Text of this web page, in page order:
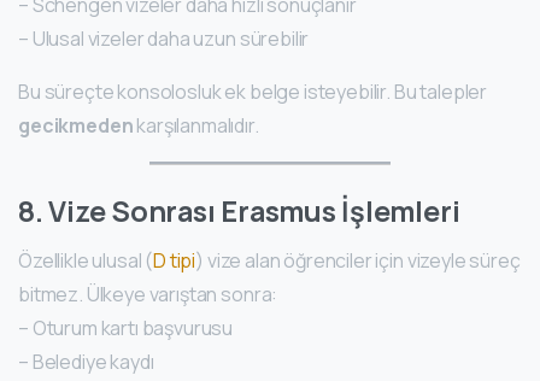
– Ulusal vizeler daha uzun sürebilir
Bu süreçte konsolosluk ek belge isteyebilir. Bu talepler
gecikmedenkarşılanmalıdır.
8. Vize Sonrası Erasmus İşlemleri
Özellikle ulusal (D tipi) vize alan öğrenciler için vizeyle süreç
bitmez. Ülkeye varıştan sonra:
– Oturum kartı başvurusu
– Belediye kaydı